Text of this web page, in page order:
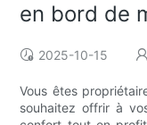
en bord de
2025-10-15
Vous êtes
souhaitez offrir à